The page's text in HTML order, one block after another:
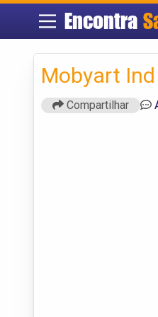
Encontra
Mobyart
Compartilhar